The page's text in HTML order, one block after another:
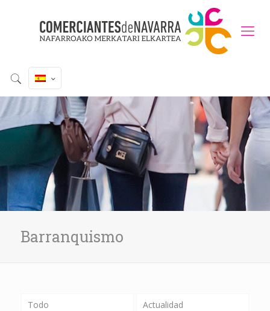
Barranquismo
Todo Actualidad